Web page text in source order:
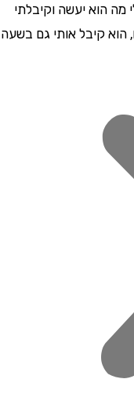
יעשה וקיבלתי
אותי גם בשעה